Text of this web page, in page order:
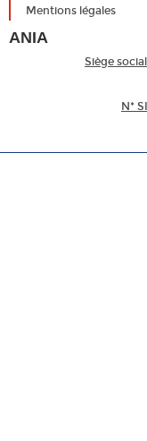
Mentions légales
ANIA
Siège
N*